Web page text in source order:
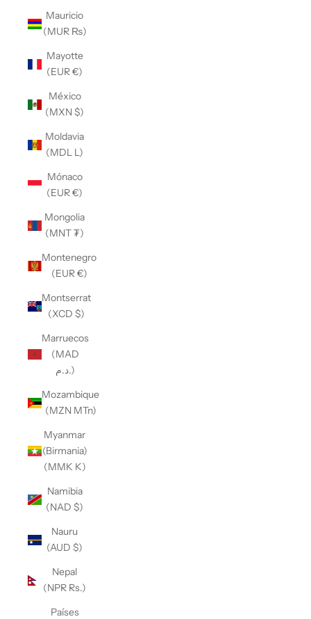
Mauricio
(MUR ₨)
Mayotte
(EUR €)
México
(MXN $)
Moldavia
(MDL L)
Mónaco
(EUR €)
Mongolia
(MNT ₮)
Montenegro
(EUR €)
Montserrat
(XCD $)
Marruecos
(MAD
د.م.)
Mozambique
(MZN MTn)
Myanmar
(Birmania)
(MMK K)
Namibia
(NAD $)
Nauru
(AUD $)
Nepal
(NPR Rs.)
Países